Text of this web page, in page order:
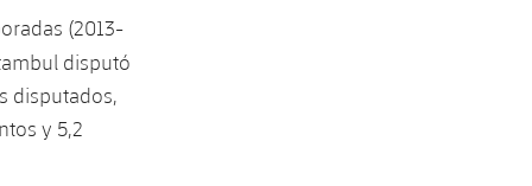
(2013-
disputó
disputados,
y 5,2